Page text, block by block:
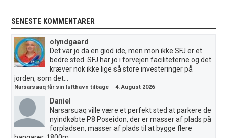
SENESTE KOMMENTARER
olyndgaard
Det var jo da en giod ide, men mon ikke SFJ er et
bedre sted..SFJ har jo i forvejen faciliteterne og det
kræver nok ikke lige så store investeringer på
jorden, som det...
Narsarsuaq får sin lufthavn tilbage ·4. August 2026
Daniel
Narsarsuaq ville være et perfekt sted at parkere de
nyindkøbte P8 Poseidon, der er masser af plads på
forpladsen, masser af plads til at bygge flere